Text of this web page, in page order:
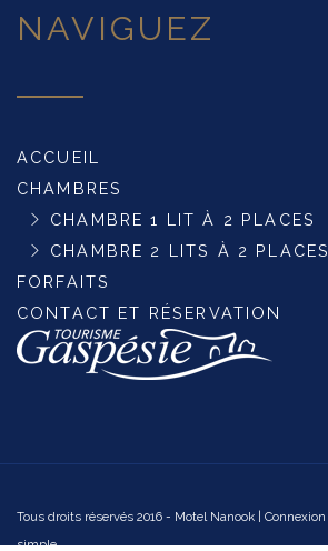
NAVIGUEZ
ACCUEIL
CHAMBRES
CHAMBRE 1 LIT À 2 PLACES
CHAMBRE 2 LITS À 2 PLACES
FORFAITS
CONTACT ET RÉSERVATION
Tous droits réservés 2016 - Motel Nanook | Connexion
simple